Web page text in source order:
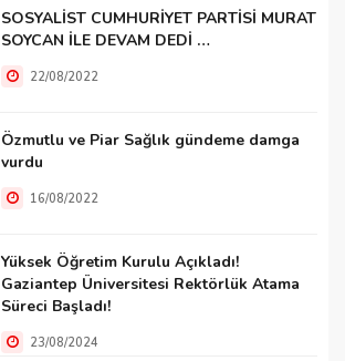
SOSYALİST CUMHURİYET PARTİSİ MURAT
SOYCAN İLE DEVAM DEDİ …
22/08/2022
Özmutlu ve Piar Sağlık gündeme damga
vurdu
16/08/2022
Yüksek Öğretim Kurulu Açıkladı!
Gaziantep Üniversitesi Rektörlük Atama
Süreci Başladı!
23/08/2024